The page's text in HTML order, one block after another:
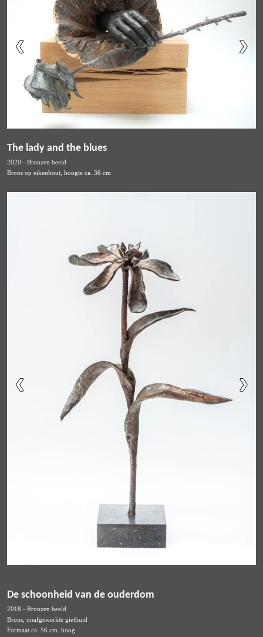
The lady and the blues
2020 - Bronzen beeld
Brons op eikenhout, hoogte ca. 36 cm
De schoonheid van de ouderdom
2018 - Bronzen beeld
Brons, onafgewerkte giethuid
Formaat ca. 56 cm. hoog